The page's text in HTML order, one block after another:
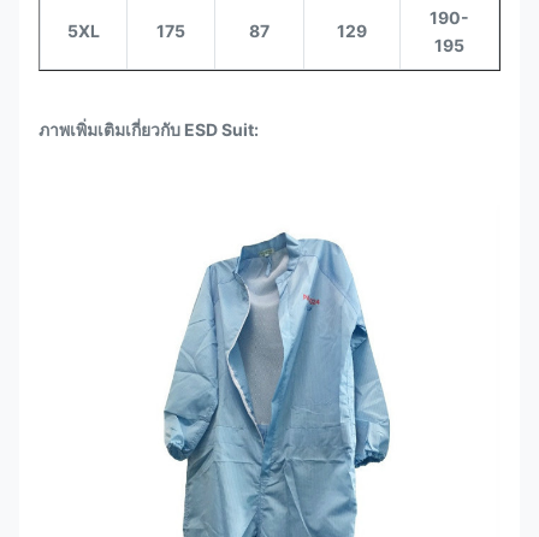
5XL 175 87 129
190-
195
ภาพเพิ่มเติมเกี่ยวกับ ESD Suit: